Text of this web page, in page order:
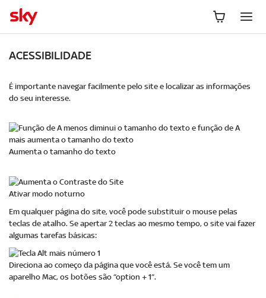
ACESSIBILIDADE
É importante navegar facilmente pelo site e localizar as informações
do seu interesse.
Aumenta o tamanho do texto
Ativar modo noturno
Em qualquer página do site, você pode substituir o mouse pelas
teclas de atalho. Se apertar 2 teclas ao mesmo tempo, o site vai fazer
algumas tarefas básicas:
Direciona ao começo da página que você está. Se você tem um
aparelho Mac, os botões são “option + 1”.